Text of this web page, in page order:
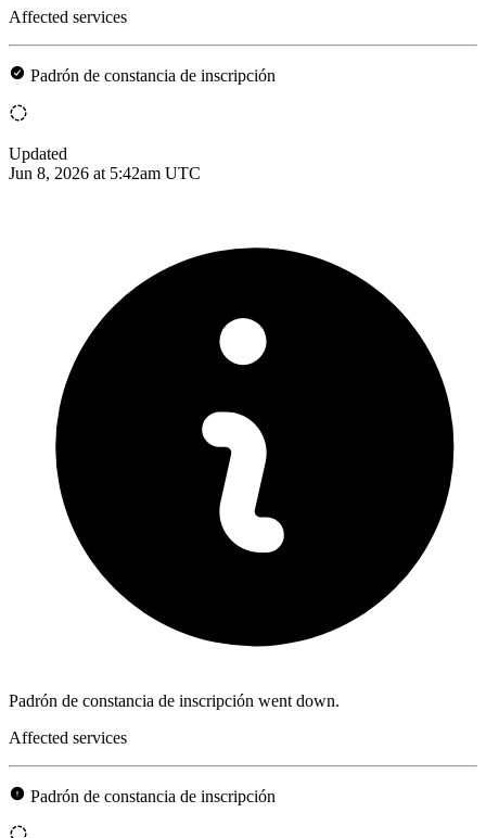
Affected services
Padrón de constancia de inscripción
Updated
Jun 8, 2026 at 5:42am UTC
Padrón de constancia de inscripción went down.
Affected services
Padrón de constancia de inscripción